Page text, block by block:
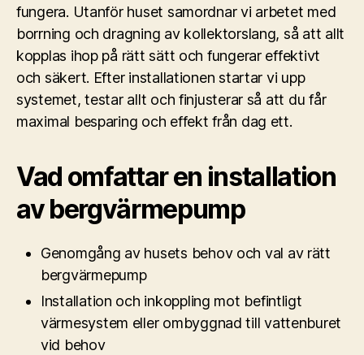
fungera. Utanför huset samordnar vi arbetet med
borrning och dragning av kollektorslang, så att allt
kopplas ihop på rätt sätt och fungerar effektivt
och säkert. Efter installationen startar vi upp
systemet, testar allt och finjusterar så att du får
maximal besparing och effekt från dag ett.
Vad omfattar en installation
av bergvärmepump
Genomgång av husets behov och val av rätt
bergvärmepump
Installation och inkoppling mot befintligt
värmesystem eller ombyggnad till vattenburet
vid behov